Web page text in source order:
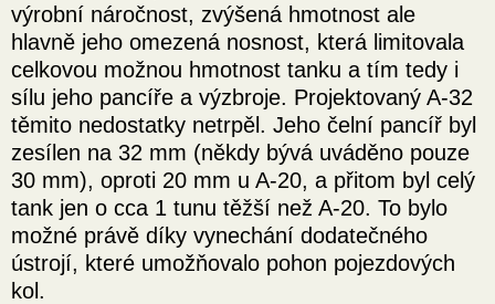
výrobní náročnost, zvýšená hmotnost ale
hlavně jeho omezená nosnost, která limitovala
celkovou možnou hmotnost tanku a tím tedy i
sílu jeho pancíře a výzbroje. Projektovaný A-32
těmito nedostatky netrpěl. Jeho čelní pancíř byl
zesílen na 32 mm (někdy bývá uváděno pouze
30 mm), oproti 20 mm u A-20, a přitom byl celý
tank jen o cca 1 tunu těžší než A-20. To bylo
možné právě díky vynechání dodatečného
ústrojí, které umožňovalo pohon pojezdových
kol.